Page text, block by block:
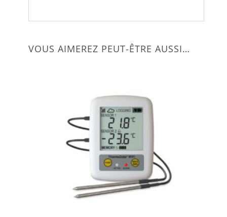
VOUS AIMEREZ PEUT-ÊTRE AUSSI…